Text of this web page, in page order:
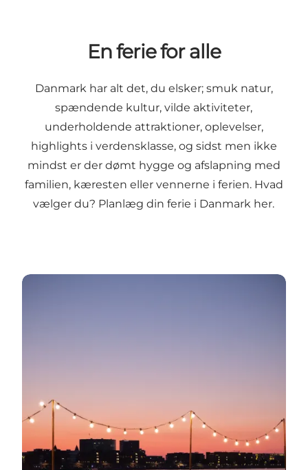
En ferie for alle
Danmark har alt det, du elsker; smuk natur,
spændende kultur, vilde aktiviteter,
underholdende attraktioner, oplevelser,
highlights i verdensklasse, og sidst men ikke
mindst er der dømt hygge og afslapning med
familien, kæresten eller vennerne i ferien. Hvad
vælger du? Planlæg din ferie i Danmark her.
Oplevelser helt tæt på